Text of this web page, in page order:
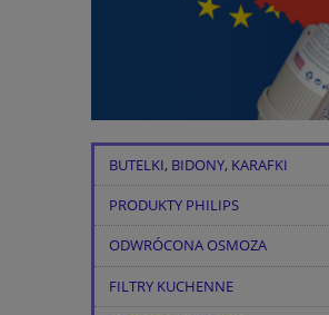
BUTELKI, BIDONY, KARAFKI
PRODUKTY PHILIPS
ODWRÓCONA OSMOZA
FILTRY KUCHENNE